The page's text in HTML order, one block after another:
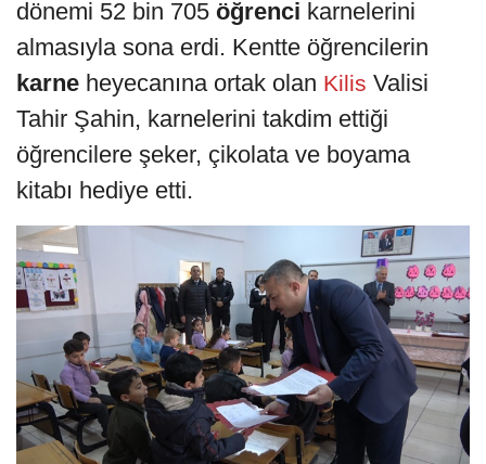
dönemi 52 bin 705 öğrenci karnelerini
almasıyla sona erdi. Kentte öğrencilerin
karne heyecanına ortak olan Kilis Valisi
Tahir Şahin, karnelerini takdim ettiği
öğrencilere şeker, çikolata ve boyama
kitabı hediye etti.